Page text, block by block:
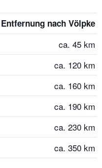
Entfernung nach Völpke
ca. 45 km
ca. 120 km
ca. 160 km
ca. 190 km
ca. 230 km
ca. 350 km